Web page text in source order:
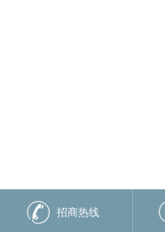
招商热线